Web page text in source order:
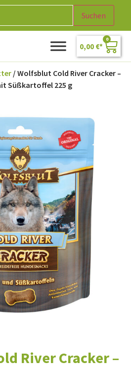
Suchen
0,00 €
0
/ Wolfsblut Cold River Cracker –
Süßkartoffel 225 g
River Cracker –